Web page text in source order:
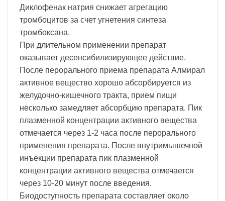
Диклофенак натрия снижает агрегацию
тромбоцитов за счет угнетения синтеза
тромбоксана.
При длительном применении препарат
оказывает десенсибилизирующее действие.
После перорального приема препарата Алмирал
активное вещество хорошо абсорбируется из
желудочно-кишечного тракта, прием пищи
несколько замедляет абсорбцию препарата. Пик
плазменной концентрации активного вещества
отмечается через 1-2 часа после перорального
применения препарата. После внутримышечной
инъекции препарата пик плазменной
концентрации активного вещества отмечается
через 10-20 минут после введения.
Биодоступность препарата составляет около